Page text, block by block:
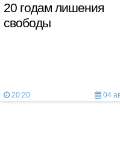
20 годам лишения
свободы
20:20 04